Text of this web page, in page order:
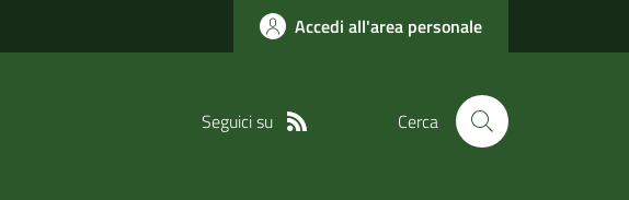
Accedi all'area personale
Seguici su Cerca